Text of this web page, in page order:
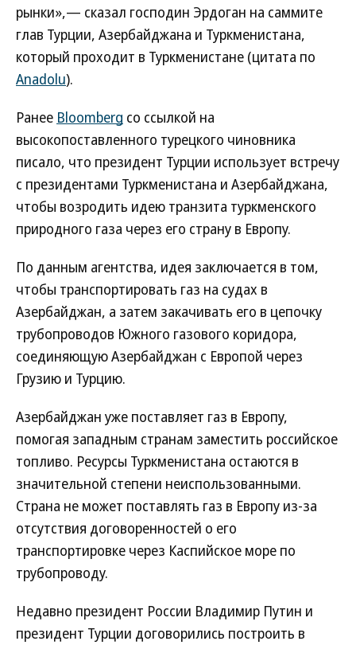
рынки»,— сказал господин Эрдоган на саммите
глав Турции, Азербайджана и Туркменистана,
который проходит в Туркменистане (цитата по
Anadolu).
Ранее Bloomberg со ссылкой на
высокопоставленного турецкого чиновника
писало, что президент Турции использует встречу
с президентами Туркменистана и Азербайджана,
чтобы возродить идею транзита туркменского
природного газа через его страну в Европу.
По данным агентства, идея заключается в том,
чтобы транспортировать газ на судах в
Азербайджан, а затем закачивать его в цепочку
трубопроводов Южного газового коридора,
соединяющую Азербайджан с Европой через
Грузию и Турцию.
Азербайджан уже поставляет газ в Европу,
помогая западным странам заместить российское
топливо. Ресурсы Туркменистана остаются в
значительной степени неиспользованными.
Страна не может поставлять газ в Европу из-за
отсутствия договоренностей о его
транспортировке через Каспийское море по
трубопроводу.
Недавно президент России Владимир Путин и
президент Турции договорились построить в